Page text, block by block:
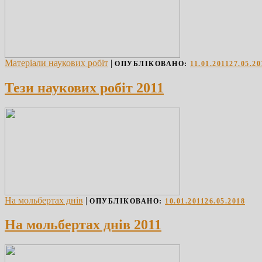
Матеріали наукових робіт | ОПУБЛІКОВАНО: 11.01.2011
Тези наукових робіт 2011
На мольбертах днів | ОПУБЛІКОВАНО: 10.01.2011 26.05.2018
На мольбертах днів 2011